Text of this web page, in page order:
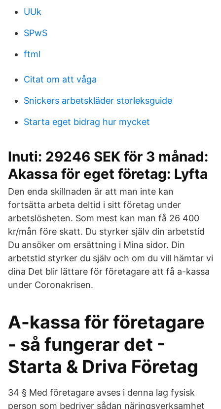
UUk
SPwS
ftml
Citat om att våga
Snickers arbetskläder storleksguide
Starta eget bidrag hur mycket
Inuti: 29246 SEK för 3 månad:
Akassa för eget företag: Lyfta
Den enda skillnaden är att man inte kan
fortsätta arbeta deltid i sitt företag under
arbetslösheten. Som mest kan man få 26 400
kr/mån före skatt. Du styrker själv din arbetstid
Du ansöker om ersättning i Mina sidor. Din
arbetstid styrker du själv och om du vill hämtar vi
dina Det blir lättare för företagare att få a-kassa
under Coronakrisen.
A-kassa för företagare
- så fungerar det -
Starta & Driva Företag
34 § Med företagare avses i denna lag fysisk
person som bedriver sådan näringsverksamhet